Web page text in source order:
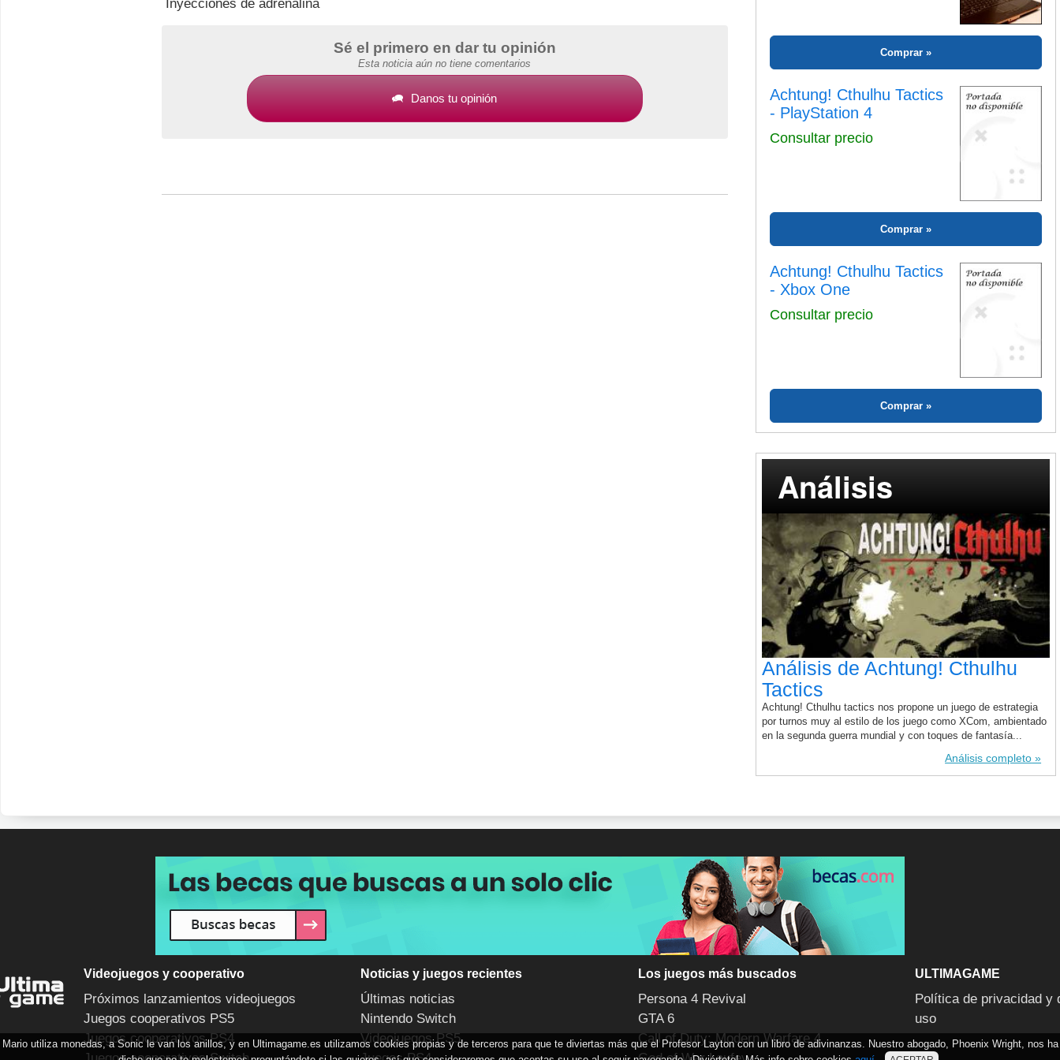
Inyecciones de adrenalina
Sé el primero en dar tu opinión
Esta noticia aún no tiene comentarios
Danos tu opinión
Comprar
Achtung! Cthulhu Tactics
- PlayStation 4
Consultar precio
Comprar
Achtung! Cthulhu Tactics
- Xbox One
Consultar precio
Comprar
Análisis
Análisis de Achtung! Cthulhu
Tactics
Achtung! Cthulhu tactics nos propone un juego de estrategia
por turnos muy al estilo de los juego como XCom, ambientado
en la segunda guerra mundial y con toques de fantasía...
Análisis completo
Videojuegos y cooperativo
Próximos lanzamientos videojuegos
Juegos cooperativos PS5
Juegos cooperativos PS4
Noticias y juegos recientes
Últimas noticias
Nintendo Switch
Videojuegos PS5
Los juegos más buscados
Persona 4 Revival
GTA 6
Call of Duty: Modern Warfare 4
ULTIMAGAME
Política de privacidad y
uso
Mario utiliza monedas, a Sonic le van los anillos, y en Ultimagame.es utilizamos cookies propias y de terceros para que te diviertas más que el Profesor Layton con un libro de adivinanzas. Nuestro abogado, Phoenix Wright, nos ha